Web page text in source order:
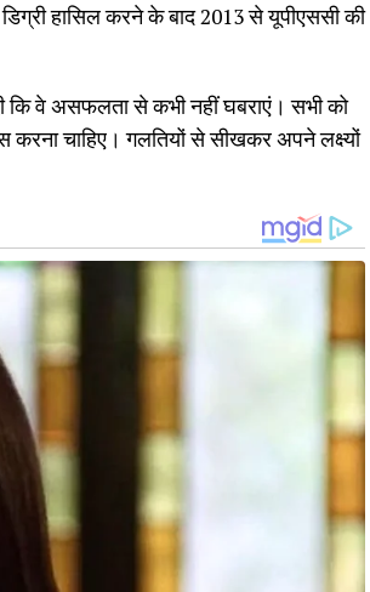
हासिल करने के बाद 2013 से यूपीएससी की
कि वे असफलता से कभी नहीं घबराएं। सभी को
चाहिए। गलतियों से सीखकर अपने लक्ष्यों